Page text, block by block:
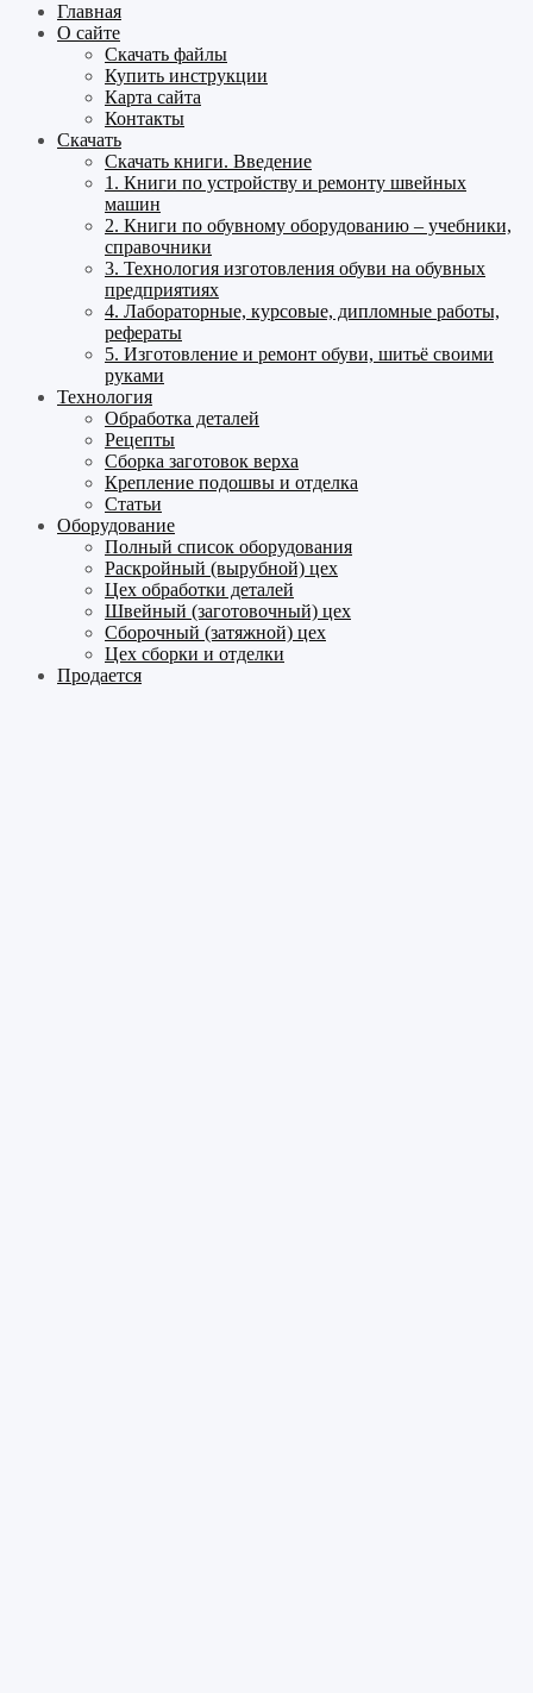
Главная
О сайте
Скачать файлы
Купить инструкции
Карта сайта
Контакты
Скачать
Скачать книги. Введение
1. Книги по устройству и ремонту швейных
машин
2. Книги по обувному оборудованию – учебники,
справочники
3. Технология изготовления обуви на обувных
предприятиях
4. Лабораторные, курсовые, дипломные работы,
рефераты
5. Изготовление и ремонт обуви, шитьё своими
руками
Технология
Обработка деталей
Рецепты
Сборка заготовок верха
Крепление подошвы и отделка
Статьи
Оборудование
Полный список оборудования
Раскройный (вырубной) цех
Цех обработки деталей
Швейный (заготовочный) цех
Сборочный (затяжной) цех
Цех сборки и отделки
Продается